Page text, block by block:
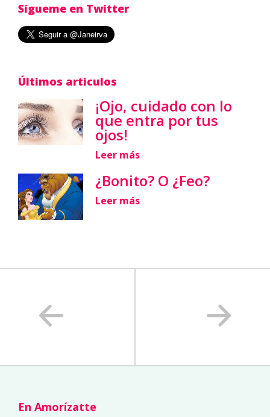
Sígueme en Twitter
Últimos articulos
¡Ojo, cuidado con lo
que entra por tus
ojos!
Leer más
¿Bonito? O ¿Feo?
Leer más
En Amorízatte